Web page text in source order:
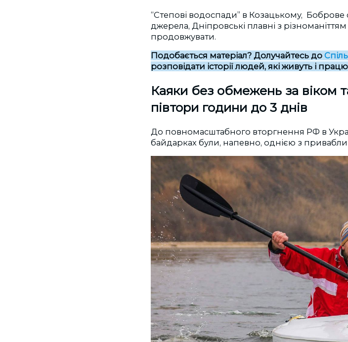
“Степові водоспади” в Козацькому, Боброве
джерела, Дніпровські плавні з
продовжувати.
Подобається матеріал? Долучайтесь до
розповідати історії людей, які живуть і
Каяки без обмежень за віком
півтори години до 3 днів
До повномасштабного вторгнення РФ в
байдарках були, напевно, однією з